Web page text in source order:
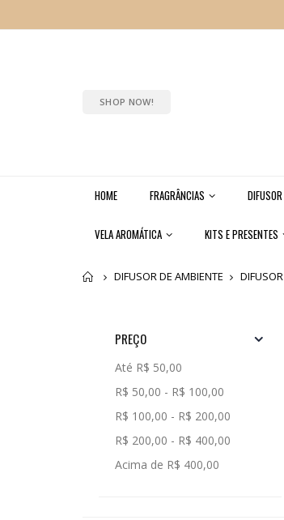
SHOP NOW!
HOME FRAGRÂNCIAS
VELA AROMÁTICA KITS E PRESENTES
Home
DIFUSOR DE AMBIENTE
PREÇO
Até R$ 50,00
R$ 50,00 - R$ 100,00
R$ 100,00 - R$ 200,00
R$ 200,00 - R$ 400,00
Acima de R$ 400,00